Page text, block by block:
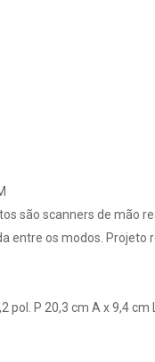
são scanners de mão
entre os modos. Projeto
pol. P 20,3 cm A x 9,4 cm